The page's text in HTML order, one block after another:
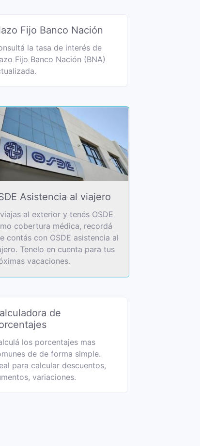
Fijo Banco Nación
la tasa de interés de
Fijo Banco Nación (BNA)
Asistencia al viajero
al exterior y tenés OSDE
cobertura médica, recordá
contás con OSDE asistencia al
Tenelo en cuenta para tus
vacaciones.
de
los porcentajes mas
de de forma simple.
para calcular descuentos,
variaciones.